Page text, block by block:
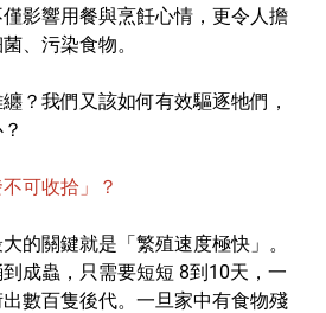
影響用餐與烹飪心情，更令人擔
、污染食物。
？我們又該如何有效驅逐牠們，
可收拾」？
的關鍵就是「繁殖速度極快」。
成蟲，只需要短短 8到10天，一
數百隻後代。一旦家中有食物殘